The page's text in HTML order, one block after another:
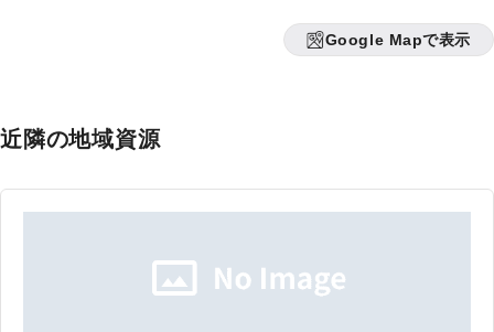
Google Mapで表示
近隣の地域資源